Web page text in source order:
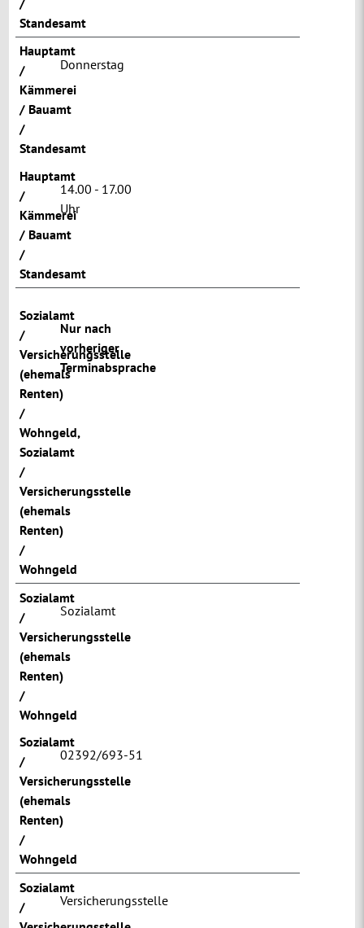
Standesamt
Hauptamt
/
Kämmerei
/ Bauamt
/
Standesamt
Donnerstag
Hauptamt
/
Kämmerei
/ Bauamt
/
Standesamt
14.00 - 17.00
Uhr
Sozialamt
/
Versicherungsstelle
(ehemals
Renten)
/
Wohngeld,
Sozialamt
/
Versicherungsstelle
(ehemals
Renten)
/
Wohngeld
Nur nach
vorheriger
Terminabsprache
Sozialamt
/
Versicherungsstelle
(ehemals
Renten)
/
Wohngeld
Sozialamt
Sozialamt
/
Versicherungsstelle
(ehemals
Renten)
/
Wohngeld
02392/693-51
Sozialamt
/
Versicherungsstelle